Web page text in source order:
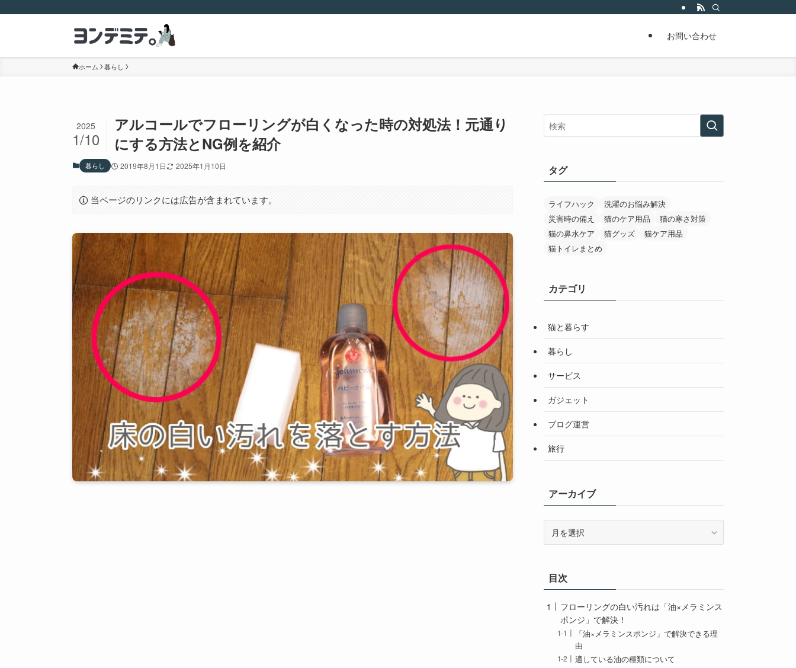
お問い合わせ
ホーム 暮らし
アルコールでフローリングが白くなった時の対処法！元通り
にする方法とNG例を紹介
2025
1/10
暮らし 2019年8月1日 2025年1月10日
当ページのリンクには広告が含まれています。
タグ
ライフハック
洗濯のお悩み解決
災害時の備え
猫のケア用品
猫の寒さ対策
猫の鼻水ケア
猫グッズ
猫ケア用品
猫トイレまとめ
カテゴリ
猫と暮らす
暮らし
サービス
ガジェット
ブログ運営
旅行
アーカイブ
ブ目次
フローリングの白い汚れは「油×メラミンス
ポンジ」で解決！
「油×メラミンスポンジ」で解決できる理
由
適している油の種類について